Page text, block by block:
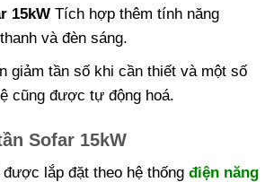
15kW Tích hợp thêm tính năng
và đèn sáng.
giảm tần số khi cần thiết và một số
cũng được tự động hoá.
Sofar 15kW
lắp đặt theo hệ thống điện năng